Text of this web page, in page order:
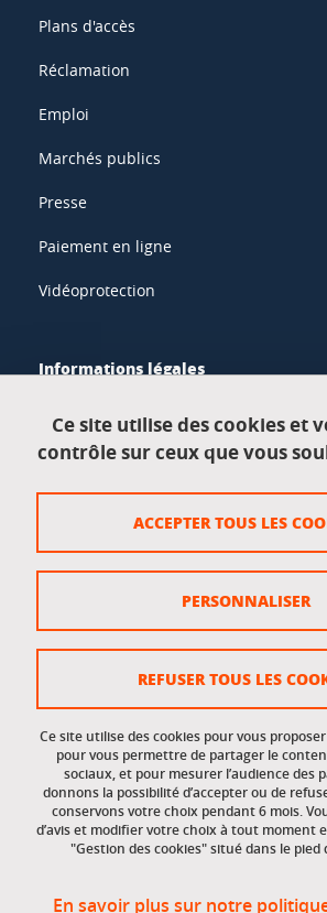
Plans d'accès
Réclamation
Emploi
Marchés publics
Presse
Paiement en ligne
Vidéoprotection
Informations légales
Données personnelles
Crédits
Gestion des cookies
Accessibilité : non conforme
Accès réservés
Intranet des étudiants et des
Ce site utilise des cookies et
contrôle sur ceux que vous
Ce site utilise des cookies pour vous
pour vous permettre de partager le
sociaux, et pour mesurer l’audience des
donnons la possibilité d’accepter ou de
conservons votre choix pendant 6 mois.
d’avis et modifier votre choix à tout moment
"Gestion des cookies" situé dans le pied
En savoir plus sur notre
ACCEPTER TOUS LES
REFUSER TOUS LES
PERSONNALISER